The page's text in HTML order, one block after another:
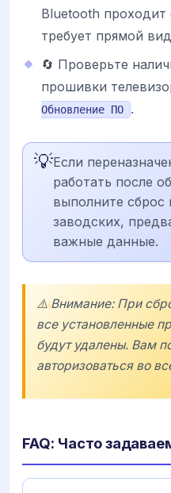
Bluetooth проходит
требует прямой
🔄 Проверьте
прошивки
Обновление ПО
.
💡Если
работать после
выполните сброс
заводских,
важные данные.
⚠️ Внимание: При
все установленные
будут удалены. Вам
авторизоваться во
FAQ: Часто